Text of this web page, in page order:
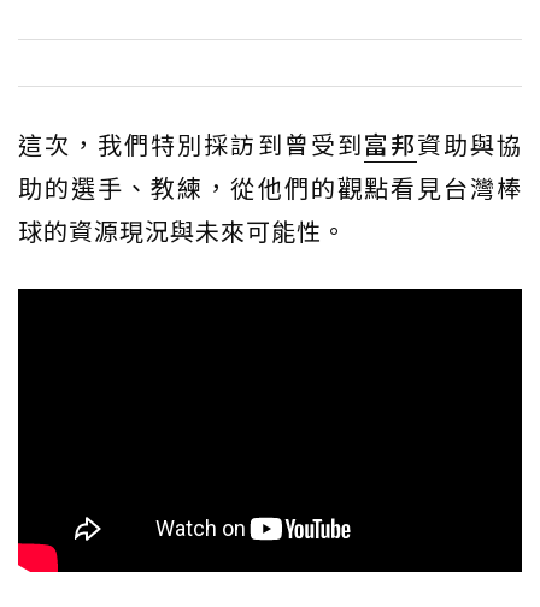
這次，我們特別採訪到曾受到富邦資助與協
助的選手、教練，從他們的觀點看見台灣棒
球的資源現況與未來可能性。